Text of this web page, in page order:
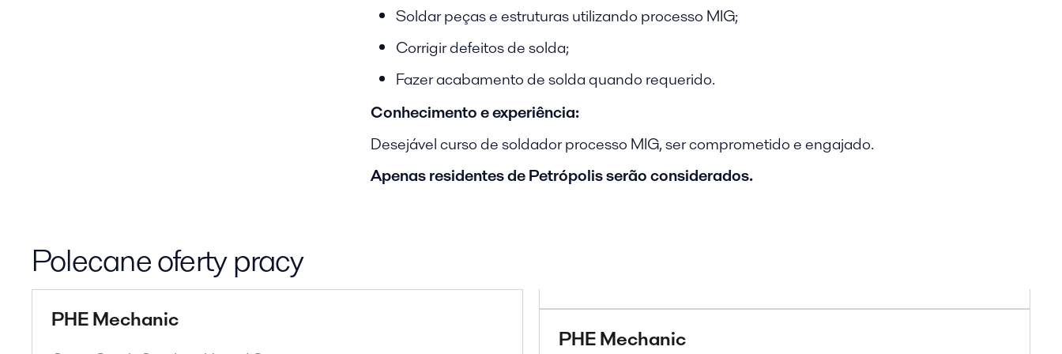
Soldar peças e estruturas utilizando processo MIG;
Corrigir defeitos de solda;
Fazer acabamento de solda quando requerido.
Conhecimento e experiência:
Desejável curso de soldador processo MIG, ser comprometido e engajado.
Apenas residentes de Petrópolis serão considerados.
Polecane oferty pracy
PHE Mechanic
PHE Mechanic